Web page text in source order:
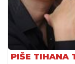
PIŠE TIHANA